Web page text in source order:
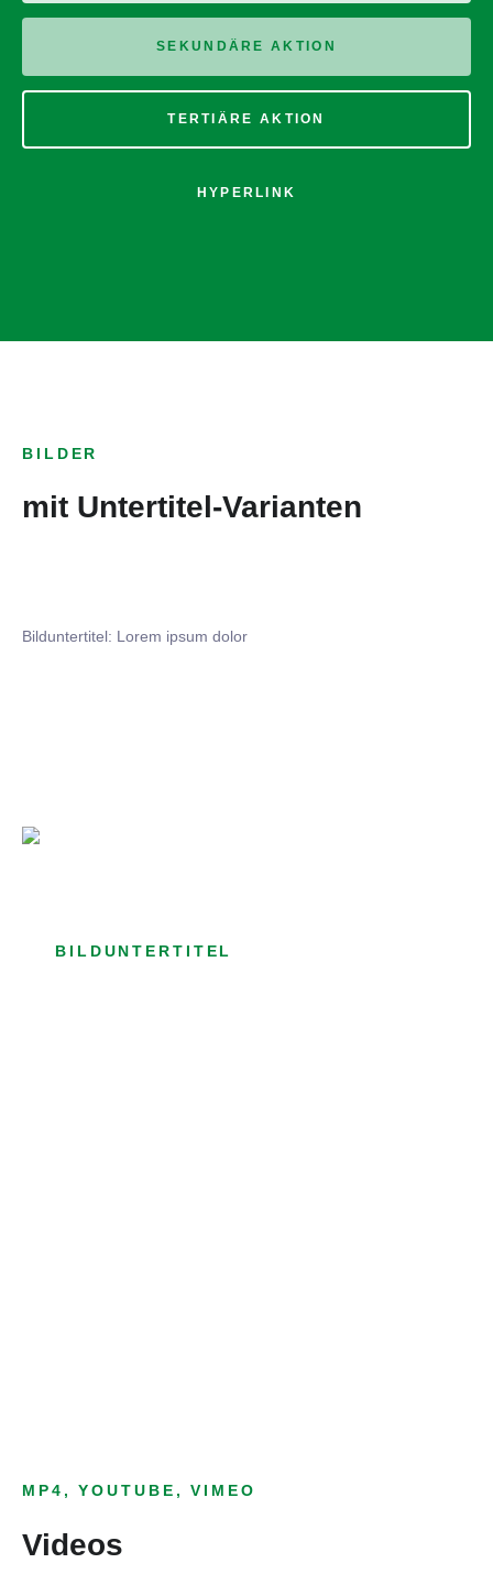
SEKUNDÄRE AKTION
TERTIÄRE AKTION
HYPERLINK
BILDER
mit Untertitel-Varianten
Bilduntertitel: Lorem ipsum dolor
BILDUNTERTITEL
MP4, YOUTUBE, VIMEO
Videos